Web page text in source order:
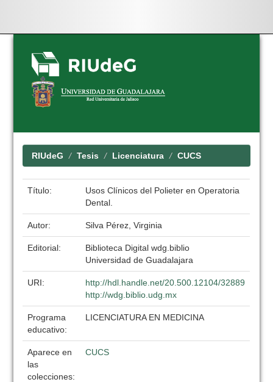
Skip
navigation
RIUdeG Tesis Licenciatura CUCS
Título:
Usos Clínicos del Polieter en Operatoria
Dental.
Autor: Silva Pérez, Virginia
Editorial:
Biblioteca Digital wdg.biblio
Universidad de Guadalajara
URI:
http://hdl.handle.net/20.500.12104/32889
http://wdg.biblio.udg.mx
Programa
educativo:
LICENCIATURA EN MEDICINA
Aparece en
las
colecciones:
CUCS